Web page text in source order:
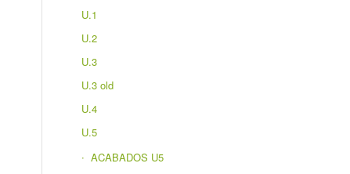
U.1
U.2
U.3
U.3 old
U.4
U.5
ACABADOS U5